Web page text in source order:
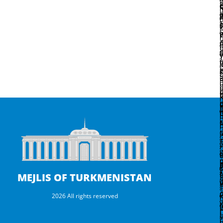
MEJLIS OF TURKMENISTAN
2026 All rights reserved